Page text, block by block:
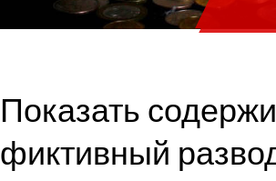
Показать
фиктивный